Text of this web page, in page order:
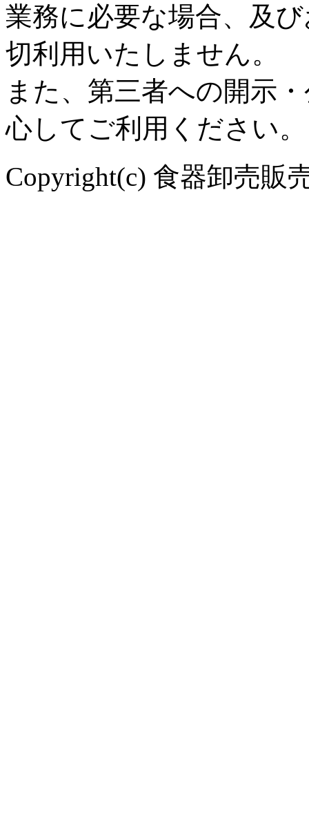
業務に必要な場合、及
切利用いたしません。
また、第三者への開示
心してご利用ください。
Copyright(c) 食器卸売販